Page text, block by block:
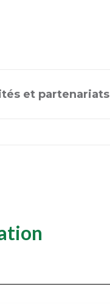
et partenariats